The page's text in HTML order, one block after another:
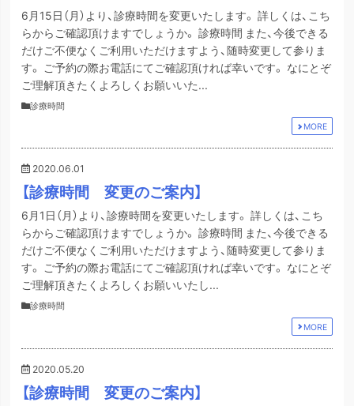
6月15日（月）より、診療時間を変更いたします。 詳しくは、こち
らからご確認頂けますでしょうか。 診療時間 また、今後できる
だけご不便なくご利用いただけますよう、随時変更して参りま
す。 ご予約の際お電話にてご確認頂ければ幸いです。 なにとぞ
ご理解頂きたくよろしくお願いいた...
診療時間
MORE
2020.06.01
【診療時間 変更のご案内】
6月1日（月）より、診療時間を変更いたします。 詳しくは、こち
らからご確認頂けますでしょうか。 診療時間 また、今後できる
だけご不便なくご利用いただけますよう、随時変更して参りま
す。 ご予約の際お電話にてご確認頂ければ幸いです。 なにとぞ
ご理解頂きたくよろしくお願いいたし...
診療時間
MORE
2020.05.20
【診療時間 変更のご案内】